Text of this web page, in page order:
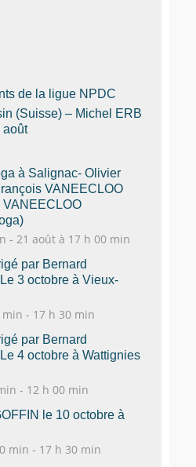
de la ligue NPDC
(Suisse) – Michel ERB
août
à Salignac- Olivier
VANEECLOO
VANEECLOO
- 21 août à 17 h 00 min
par Bernard
3 octobre à Vieux-
min - 17 h 30 min
par Bernard
4 octobre à Wattignies
- 12 h 00 min
le 10 octobre à
min - 17 h 30 min